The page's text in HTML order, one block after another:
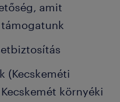
amit
(Kecskeméti
környéki